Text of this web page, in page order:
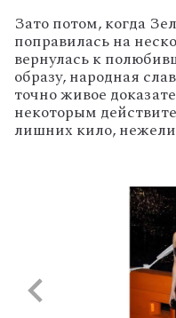
Зато потом, когда
поправилась на
вернулась к
образу, народная
точно живое
некоторым
лишних кило,